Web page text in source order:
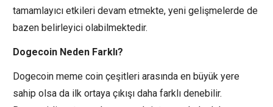
tamamlayıcı etkileri devam etmekte, yeni gelişmelerde de
bazen belirleyici olabilmektedir.
Dogecoin Neden Farklı?
Dogecoin meme coin çeşitleri arasında en büyük yere
sahip olsa da ilk ortaya çıkışı daha farklı denebilir.